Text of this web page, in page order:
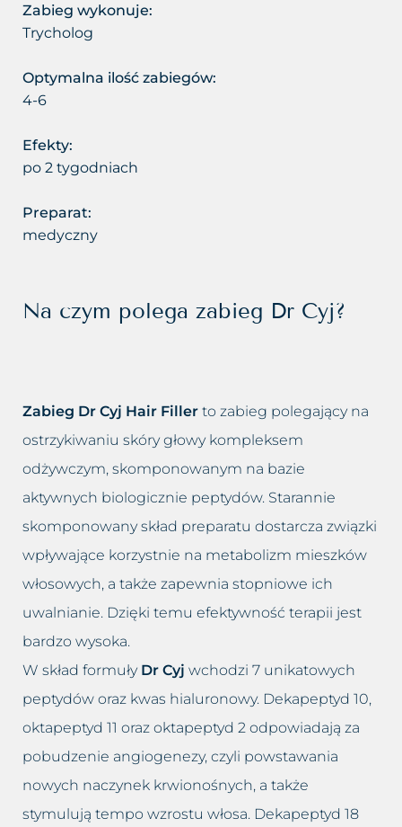
Zastoje limfatyczne
Zmęczona twarz
Łysienie bliznowaciejące
Łysienie plackowate
Łojotokowe zapalenie skóry
głowy
Łupież
Łuszczyca skóry głowy
Grzybica skóry głowy
Atopowe zapalenie skóry głowy
Usuwanie makijażu
permanentnego
Usuwanie przebarwień
Usuwanie rozstępów
Usuwanie tatuażu
Usuwanie tkanki tłuszczowej
Usuwanie worków i cieni pod
oczami
Usuwanie zmarszczek
Wybielanie okolic intymnych
Wypełnianie doliny łez
Zamykanie naczynek
Zabieg wykonuje:
Trycholog
Optymalna ilość zabiegów:
4-6
Efekty:
po 2 tygodniach
Preparat:
medyczny
Na czym polega zabieg Dr Cyj?
Zabieg Dr Cyj Hair Filler to zabieg polegający na
ostrzykiwaniu skóry głowy kompleksem
odżywczym, skomponowanym na bazie
aktywnych biologicznie peptydów. Starannie
skomponowany skład preparatu dostarcza związki
wpływające korzystnie na metabolizm mieszków
włosowych, a także zapewnia stopniowe ich
uwalnianie. Dzięki temu efektywność terapii jest
bardzo wysoka.
W skład formuły Dr Cyj wchodzi 7 unikatowych
peptydów oraz kwas hialuronowy. Dekapeptyd 10,
oktapeptyd 11 oraz oktapeptyd 2 odpowiadają za
pobudzenie angiogenezy, czyli powstawania
nowych naczynek krwionośnych, a także
stymulują tempo wzrostu włosa. Dekapeptyd 18